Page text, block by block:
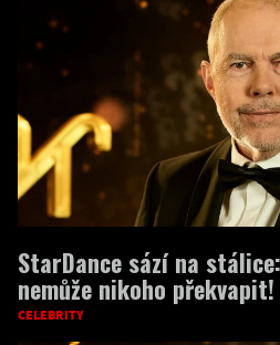
StarDance sází na
nemůže nikoho překvapit!
CELEBRITY